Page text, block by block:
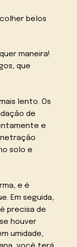
belos
maneira!
que
lento. Os
de
e
solo e
e é
Em seguida,
precisa de
houver
umidade,